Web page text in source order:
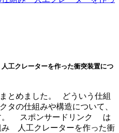
工クレーターを作った衝突装置につ
とめました。 どういう仕組
の仕組みや構造について、
。 スポンサードリンク は
み 人工クレーターを作った衝